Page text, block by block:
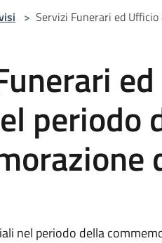
> Servizi Funerari ed
periodo
nel periodo della